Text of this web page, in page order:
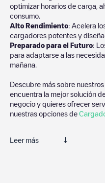
optimizar horarios de carga,
consumo.
Alto Rendimiento: Acelera
cargadores potentes y
Preparado para el Futuro:
para adaptarse a las
mañana.
Descubre más sobre nuestros
encuentra la mejor solución
negocio y quieres ofrecer
nuestras opciones de
Leer más